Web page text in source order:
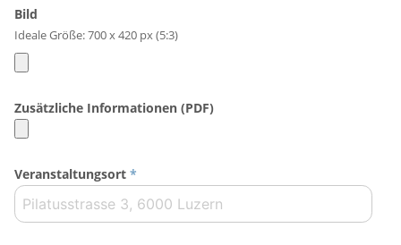
Bild
Ideale Größe: 700 x 420 px (5:3)
Zusätzliche Informationen (PDF)
Veranstaltungsort *